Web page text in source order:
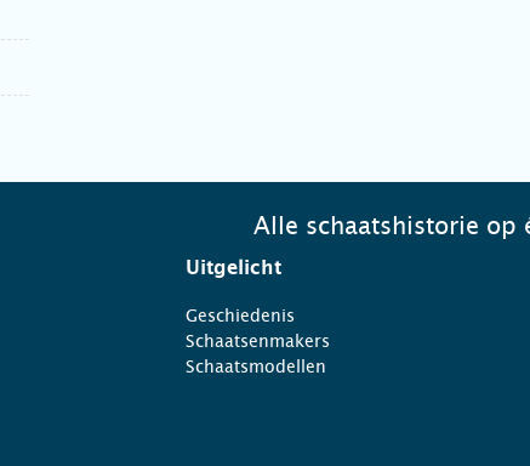
Alle schaatshistorie op
Uitgelicht
Geschiedenis
Schaatsenmakers
Schaatsmodellen